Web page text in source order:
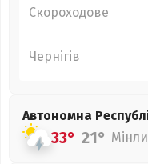
Скороходове
Чернігів
Автономна
33° 21°